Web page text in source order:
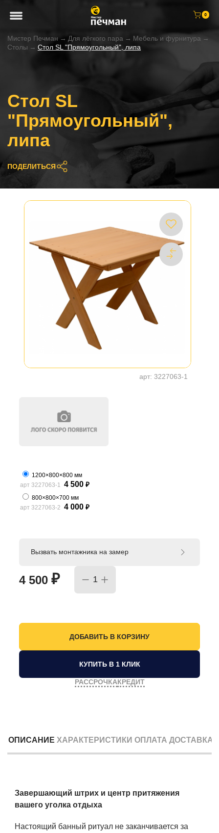
0
Мистер Печман → Для лёгкого пара → Мебель и фурнитура →
Столы → Стол SL "Прямоугольный", липа
Стол SL
"Прямоугольный",
липа
ПОДЕЛИТЬСЯ
арт: 3227063-1
1200×800×800 мм
арт 3227063-1
4 500 ₽
800×800×700 мм
арт 3227063-2 4 000 ₽
4 500 ₽
Вызвать монтажника на замер
КУПИТЬ В 1 КЛИК
РАССРОЧКАКРЕДИТ
ОПИСАНИЕ ХАРАКТЕРИСТИКИ ОПЛАТА ДОСТАВКА
Завершающий штрих и центр притяжения
вашего уголка отдыха
Настоящий банный ритуал не заканчивается за